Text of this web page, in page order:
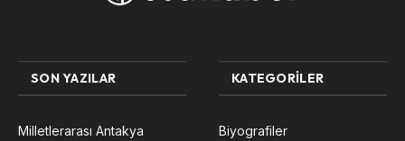
SON YAZILAR
Milletlerarası Antakya
KATEGORILER
Biyografiler